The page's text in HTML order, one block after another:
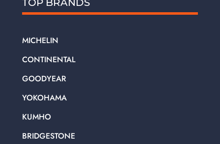
TOP BRANDS
MICHELIN
CONTINENTAL
GOODYEAR
YOKOHAMA
KUMHO
BRIDGESTONE